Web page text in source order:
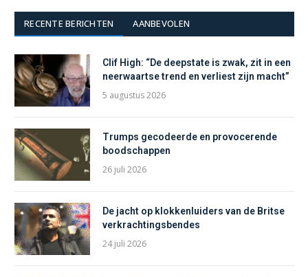
RECENTE BERICHTEN AANBEVOLEN
Clif High: “De deepstate is zwak, zit in een
neerwaartse trend en verliest zijn macht”
5 augustus 2026
Trumps gecodeerde en provocerende
boodschappen
26 juli 2026
De jacht op klokkenluiders van de Britse
verkrachtingsbendes
24 juli 2026